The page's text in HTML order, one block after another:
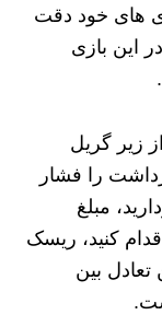
های خود دقت
این بازی
زیر گریل
را فشار
مبلغ
کنید، ریسک
بین